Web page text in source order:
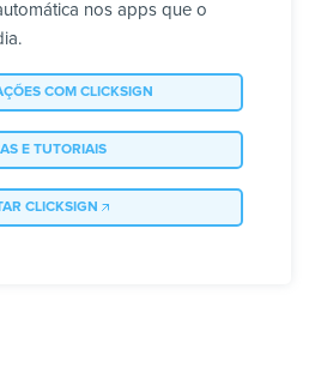
nos apps que o
COM CLICKSIGN
E TUTORIAIS
CLICKSIGN